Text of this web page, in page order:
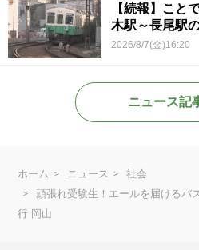
【続報】こ
木駅～長尾駅
2026/8/7(金)16:20
ニュース記
ホーム ニュース
社会
頑張れ受験生！エールを届けるバ
行 岡山